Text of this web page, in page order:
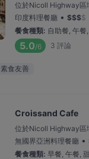
位於Nicoll Highway區
印度料理餐廳 • $$$$
餐食種類: 自助餐, 午餐
5.0/6 3 評論
素食友善
Croissand Cafe
位於Nicoll Highway區
無國界亞洲料理餐廳 •
餐食種類: 早餐, 午餐,